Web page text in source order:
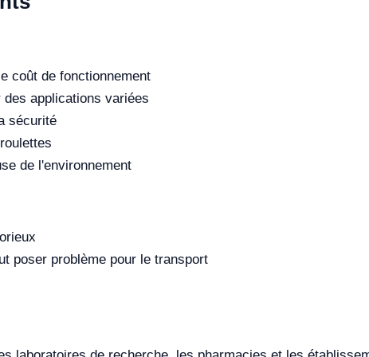
coût de fonctionnement
des applications variées
sécurité
de l'environnement
poser problème pour le transport